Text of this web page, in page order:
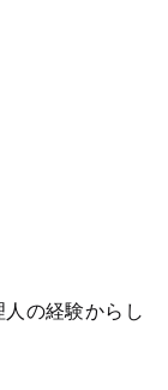
の経験からし